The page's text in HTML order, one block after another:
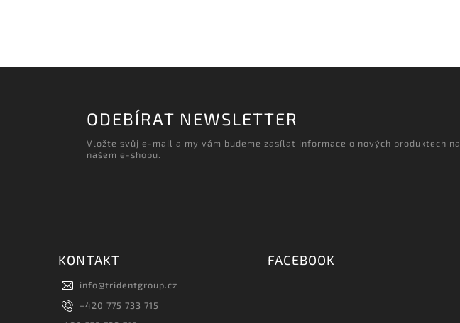
ODEBÍRAT NEWSLETTER
Vložte svůj e-mail a my vám budeme zasílat informace o nových produktech na
našem e-shopu.
KONTAKT
info@tridentgroup.cz
+420 775 733 715
FACEBOOK